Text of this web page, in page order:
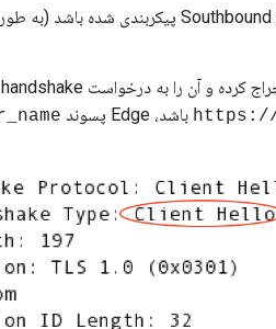
https:// باشد، Edge پسوند